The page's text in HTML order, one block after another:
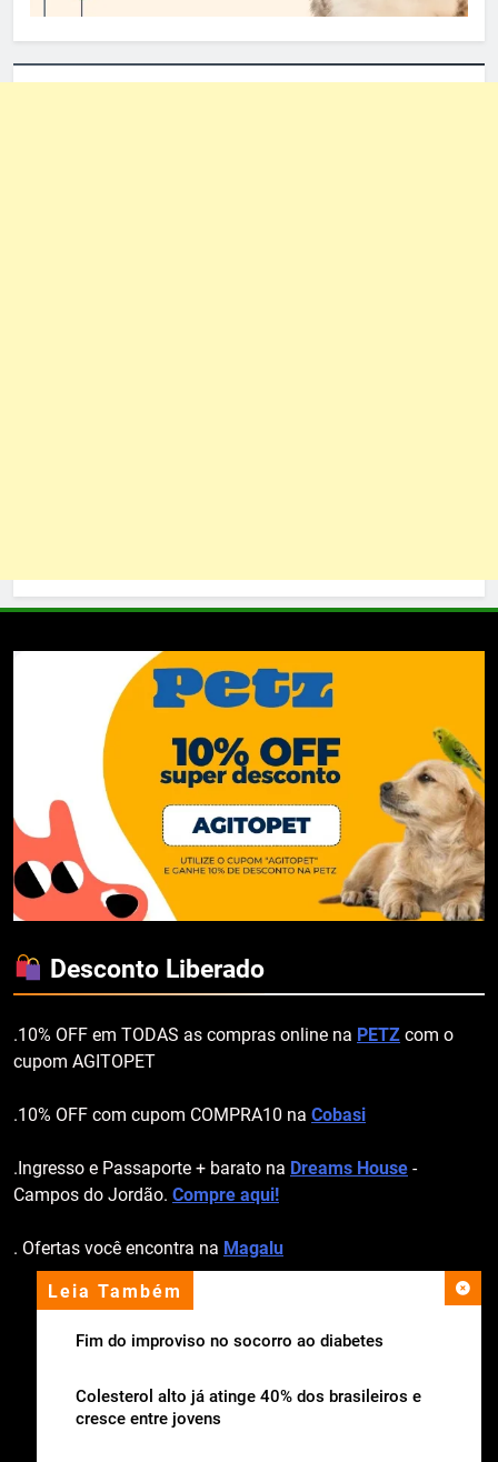
Leia Também
Fim do improviso no socorro ao diabetes
Colesterol alto já atinge 40% dos brasileiros e
cresce entre jovens
Desconto Liberado
.10% OFF em TODAS as compras online na PETZ com o
cupom AGITOPET
.10% OFF com cupom COMPRA10 na Cobasi
.Ingresso e Passaporte + barato na Dreams House -
Campos do Jordão. Compre aqui!
. Ofertas você encontra na Magalu
apoio institucional